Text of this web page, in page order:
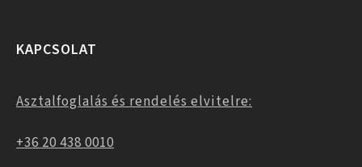
KAPCSOLAT
Asztalfoglalás és rendelés elvitelre:
+36 20 438 0010